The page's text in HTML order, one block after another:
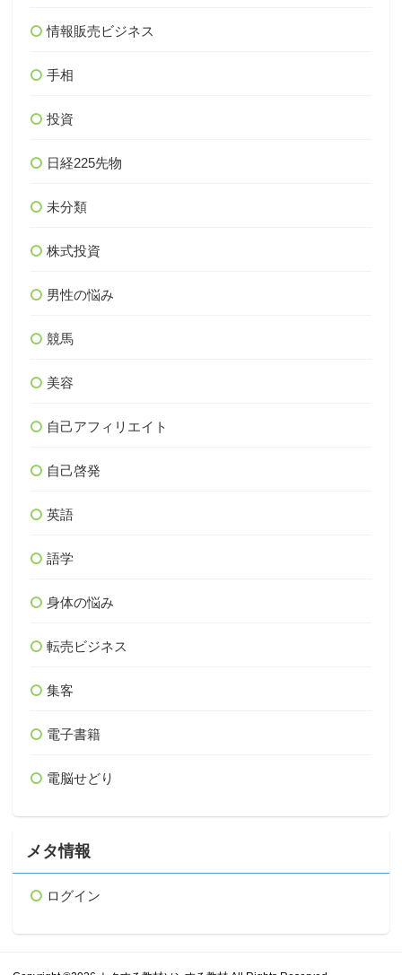
情報販売ビジネス
手相
投資
日経225先物
未分類
株式投資
男性の悩み
競馬
美容
自己アフィリエイト
自己啓発
英語
語学
身体の悩み
転売ビジネス
集客
電子書籍
電脳せどり
メタ情報
ログイン